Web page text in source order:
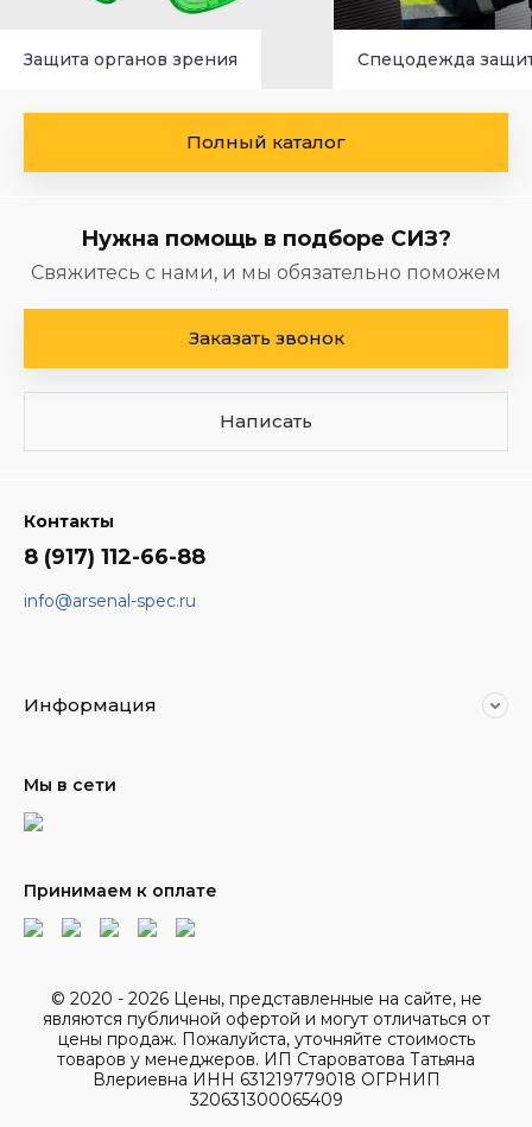
Защита органов зрения Спецодежда
Полный каталог
Нужна помощь в подборе СИЗ?
Свяжитесь с нами, и мы обязательно поможем
Заказать звонок
Написать
Контакты
8 (917) 112-66-88
info@arsenal-spec.ru
Информация
Мы в сети
Принимаем к оплате
© 2020 - 2026 Цены, представленные на сайте, не
являются публичной офертой и могут отличаться от
цены продаж. Пожалуйста, уточняйте стоимость
товаров у менеджеров. ИП Староватова Татьяна
Влериевна ИНН 631219779018 ОГРНИП
320631300065409